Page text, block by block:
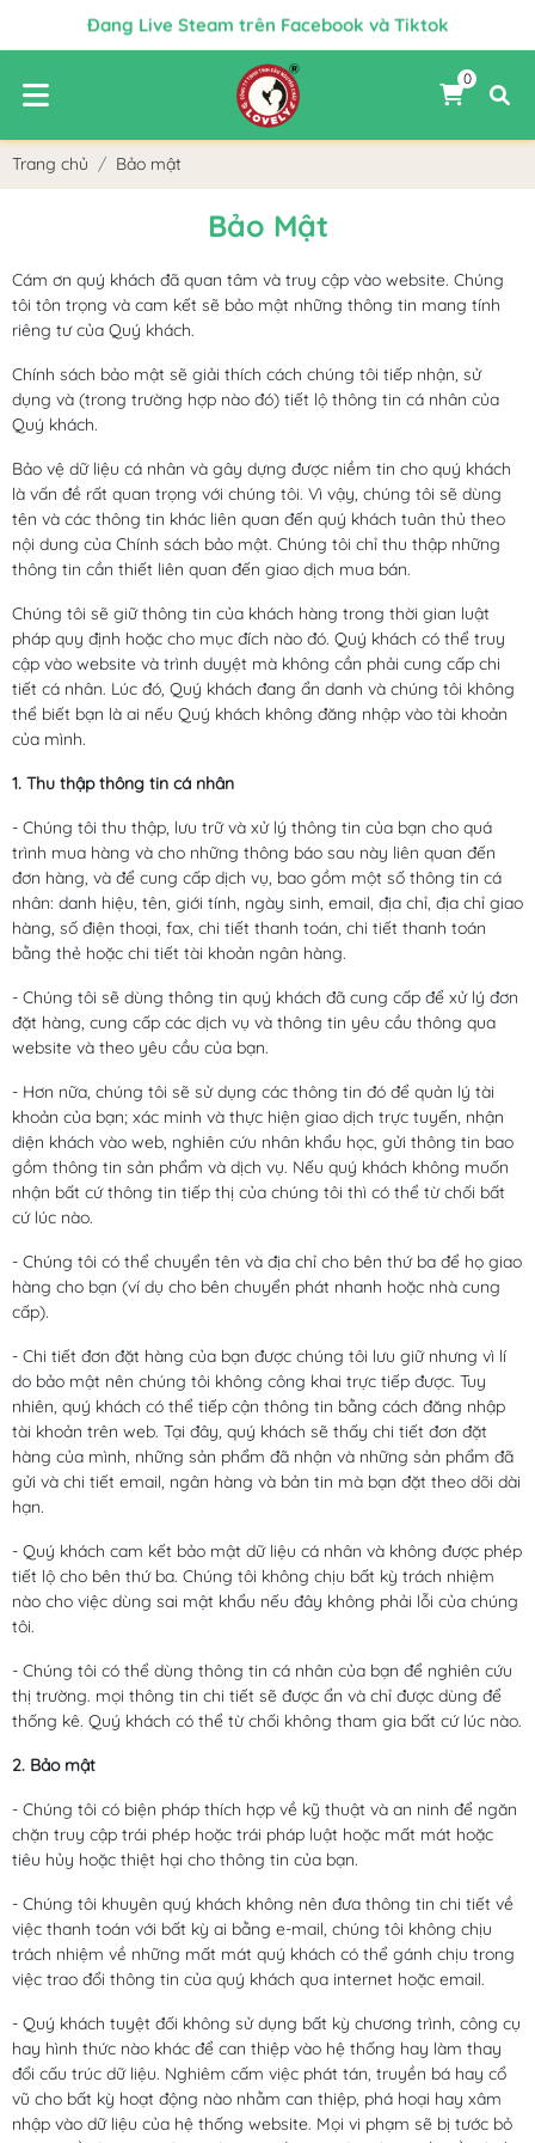
Đang Live Steam trên Facebook và Tiktok
Chào mừng Quý Khách đến với Lovely
✨ FREE SHIP CHO MỌI ĐƠN HÀNG ✨
Chiết Khấu Tốt Nhất Cho Đại Lý Bán Hàng
0
Trang chủ Bảo mật
Bảo Mật
Cám ơn quý khách đã quan tâm và truy cập vào website. Chúng
tôi tôn trọng và cam kết sẽ bảo mật những thông tin mang tính
riêng tư của Quý khách.
Chính sách bảo mật sẽ giải thích cách chúng tôi tiếp nhận, sử
dụng và (trong trường hợp nào đó) tiết lộ thông tin cá nhân của
Quý khách.
Bảo vệ dữ liệu cá nhân và gây dựng được niềm tin cho quý khách
là vấn đề rất quan trọng với chúng tôi. Vì vậy, chúng tôi sẽ dùng
tên và các thông tin khác liên quan đến quý khách tuân thủ theo
nội dung của Chính sách bảo mật. Chúng tôi chỉ thu thập những
thông tin cần thiết liên quan đến giao dịch mua bán.
Chúng tôi sẽ giữ thông tin của khách hàng trong thời gian luật
pháp quy định hoặc cho mục đích nào đó. Quý khách có thể truy
cập vào website và trình duyệt mà không cần phải cung cấp chi
tiết cá nhân. Lúc đó, Quý khách đang ẩn danh và chúng tôi không
thể biết bạn là ai nếu Quý khách không đăng nhập vào tài khoản
của mình.
1. Thu thập thông tin cá nhân
- Chúng tôi thu thập, lưu trữ và xử lý thông tin của bạn cho quá
trình mua hàng và cho những thông báo sau này liên quan đến
đơn hàng, và để cung cấp dịch vụ, bao gồm một số thông tin cá
nhân: danh hiệu, tên, giới tính, ngày sinh, email, địa chỉ, địa chỉ giao
hàng, số điện thoại, fax, chi tiết thanh toán, chi tiết thanh toán
bằng thẻ hoặc chi tiết tài khoản ngân hàng.
- Chúng tôi sẽ dùng thông tin quý khách đã cung cấp để xử lý đơn
đặt hàng, cung cấp các dịch vụ và thông tin yêu cầu thông qua
website và theo yêu cầu của bạn.
- Hơn nữa, chúng tôi sẽ sử dụng các thông tin đó để quản lý tài
khoản của bạn; xác minh và thực hiện giao dịch trực tuyến, nhận
diện khách vào web, nghiên cứu nhân khẩu học, gửi thông tin bao
gồm thông tin sản phẩm và dịch vụ. Nếu quý khách không muốn
nhận bất cứ thông tin tiếp thị của chúng tôi thì có thể từ chối bất
cứ lúc nào.
- Chúng tôi có thể chuyển tên và địa chỉ cho bên thứ ba để họ giao
hàng cho bạn (ví dụ cho bên chuyển phát nhanh hoặc nhà cung
cấp).
- Chi tiết đơn đặt hàng của bạn được chúng tôi lưu giữ nhưng vì lí
do bảo mật nên chúng tôi không công khai trực tiếp được. Tuy
nhiên, quý khách có thể tiếp cận thông tin bằng cách đăng nhập
tài khoản trên web. Tại đây, quý khách sẽ thấy chi tiết đơn đặt
hàng của mình, những sản phẩm đã nhận và những sản phẩm đã
gửi và chi tiết email, ngân hàng và bản tin mà bạn đặt theo dõi dài
hạn.
- Quý khách cam kết bảo mật dữ liệu cá nhân và không được phép
tiết lộ cho bên thứ ba. Chúng tôi không chịu bất kỳ trách nhiệm
nào cho việc dùng sai mật khẩu nếu đây không phải lỗi của chúng
tôi.
- Chúng tôi có thể dùng thông tin cá nhân của bạn để nghiên cứu
thị trường. mọi thông tin chi tiết sẽ được ẩn và chỉ được dùng để
thống kê. Quý khách có thể từ chối không tham gia bất cứ lúc nào.
2. Bảo mật
- Chúng tôi có biện pháp thích hợp về kỹ thuật và an ninh để ngăn
chặn truy cập trái phép hoặc trái pháp luật hoặc mất mát hoặc
tiêu hủy hoặc thiệt hại cho thông tin của bạn.
- Chúng tôi khuyên quý khách không nên đưa thông tin chi tiết về
việc thanh toán với bất kỳ ai bằng e-mail, chúng tôi không chịu
trách nhiệm về những mất mát quý khách có thể gánh chịu trong
việc trao đổi thông tin của quý khách qua internet hoặc email.
- Quý khách tuyệt đối không sử dụng bất kỳ chương trình, công cụ
hay hình thức nào khác để can thiệp vào hệ thống hay làm thay
đổi cấu trúc dữ liệu. Nghiêm cấm việc phát tán, truyền bá hay cổ
vũ cho bất kỳ hoạt động nào nhằm can thiệp, phá hoại hay xâm
nhập vào dữ liệu của hệ thống website. Mọi vi phạm sẽ bị tước bỏ